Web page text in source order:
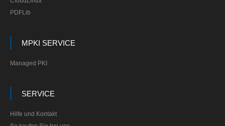
PDFLib
MPKI SERVICE
Managed PKI
SERVICE
Hilfe und Kontakt